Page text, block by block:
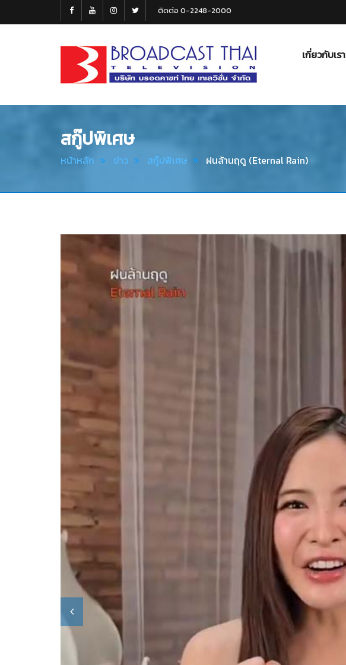
ติดต่อ 0-2248-2000
Thai
เกี่ยวกับเรา
สกู๊ปพิเศษ
หน้าหลัก ข่าว สกู๊ปพิเศษ ฝนล้านฤดู (Eternal Rain)